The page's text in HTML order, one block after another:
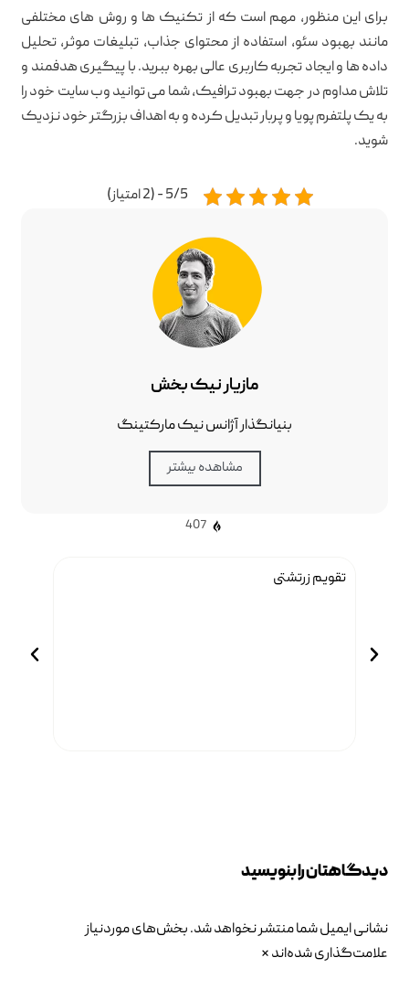
برای این منظور، مهم است که از تکنیک ها و روش های مختلفی
مانند بهبود سئو، استفاده از محتوای جذاب، تبلیغات موثر، تحلیل
داده ها و ایجاد تجربه کاربری عالی بهره ببرید. با پیگیری هدفمند و
تلاش مداوم در جهت بهبود ترافیک، شما می توانید وب سایت خود را
به یک پلتفرم پویا و پربار تبدیل کرده و به اهداف بزرگتر خود نزدیک
شوید.
5/5 - (2 امتیاز)
مازیار نیک بخش
بنیانگذار آژانس نیک مارکتینگ
مشاهده بیشتر
407
تقویم زرتشتی
دیدگاهتان را بنویسید
نشانی ایمیل شما منتشر نخواهد شد.بخش‌های موردنیاز
علامت‌گذاری شده‌اند*